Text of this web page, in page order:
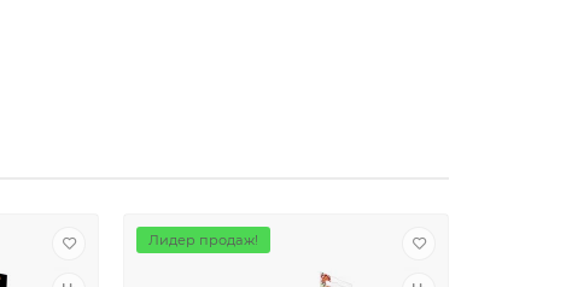
Лидер продаж!